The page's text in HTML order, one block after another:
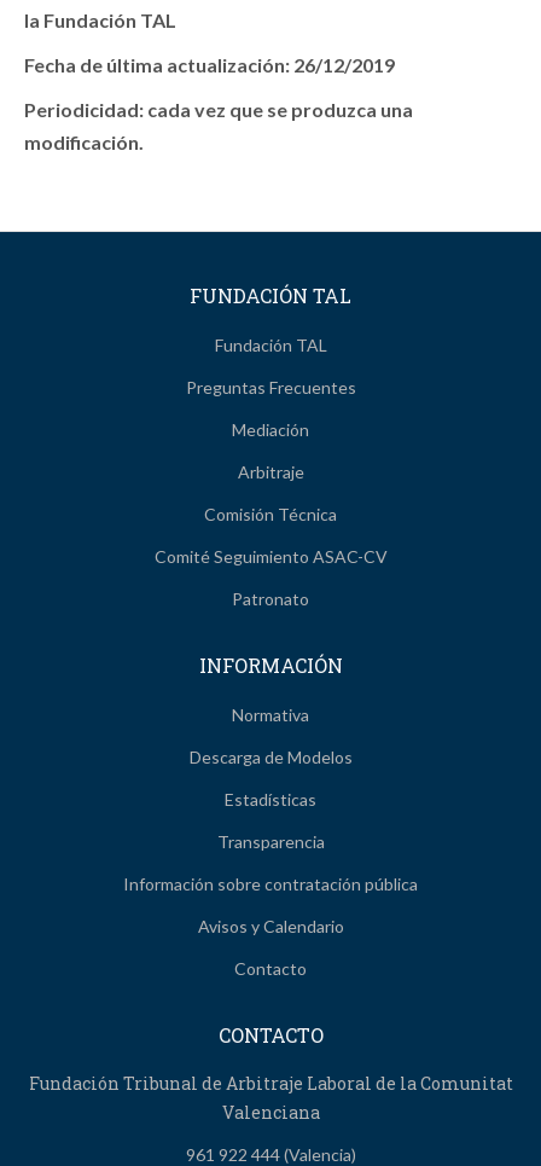
la Fundación TAL
Fecha de última actualización: 26/12/2019
Periodicidad: cada vez que se produzca una
modificación.
FUNDACIÓN TAL
Fundación TAL
Preguntas Frecuentes
Mediación
Arbitraje
Comisión Técnica
Comité Seguimiento ASAC-CV
Patronato
INFORMACIÓN
Normativa
Descarga de Modelos
Estadísticas
Transparencia
Información sobre contratación pública
Avisos y Calendario
Contacto
CONTACTO
Fundación Tribunal de Arbitraje Laboral de la Comunitat
Valenciana
961 922 444 (Valencia)